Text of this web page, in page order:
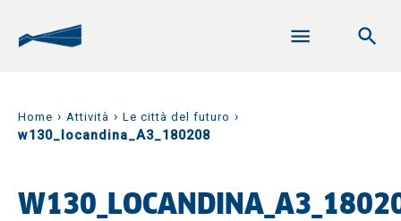
Home › Attività › Le città del futuro ›
w130_locandina_A3_180208